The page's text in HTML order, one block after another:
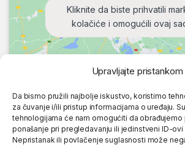
Upravljajte pristankom
Da bismo pružili najbolje iskustvo, koristimo
za čuvanje i/ili pristup informacijama o uređaju.
tehnologijama će nam omogućiti da obrađujemo
ponašanje pri pregledavanju ili jedinstveni ID-
Nepristanak ili povlačenje suglasnosti može
Kliknite da biste prihvatili
kolačiće i omogućili ovaj